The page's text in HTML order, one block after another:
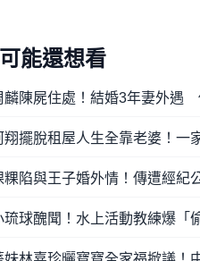
能還想看
麟陳屍住處！結婚3年妻外遇
翔擺脫租屋人生全靠老婆！一
粿陷與王子婚外情！傳遭經
琉球醜聞！水上活動教練爆